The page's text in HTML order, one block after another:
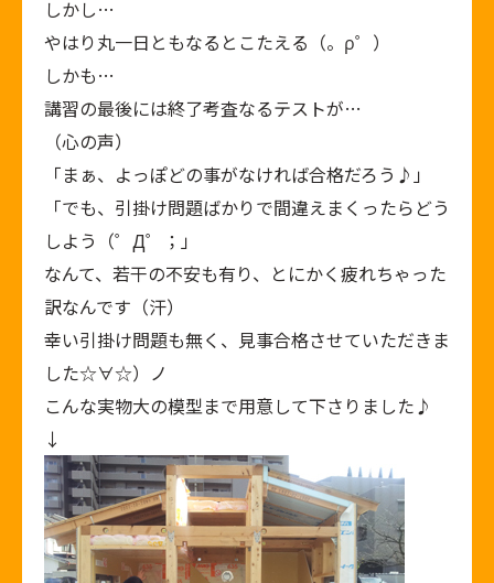
しかし…
やはり丸一日ともなるとこたえる（。ρ゜）
しかも…
講習の最後には終了考査なるテストが…
（心の声）
「まぁ、よっぽどの事がなければ合格だろう♪」
「でも、引掛け問題ばかりで間違えまくったらどう
しよう（゜Д゜；」
なんて、若干の不安も有り、とにかく疲れちゃった
訳なんです（汗）
幸い引掛け問題も無く、見事合格させていただきま
した☆∀☆）ノ
こんな実物大の模型まで用意して下さりました♪
↓